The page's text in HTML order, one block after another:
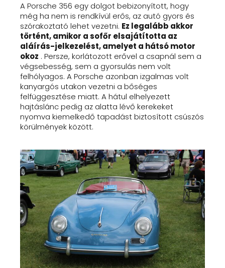
A Porsche 356 egy dolgot bebizonyított, hogy
még ha nem is rendkívül erős, az autó gyors és
szórakoztató lehet vezetni. Ez legalább akkor
történt, amikor a sofőr elsajátította az
aláírás-jelkezelést, amelyet a hátsó motor
okoz . Persze, korlátozott erővel a csapnál sem a
végsebesség, sem a gyorsulás nem volt
felhólyagos. A Porsche azonban izgalmas volt
kanyargós utakon vezetni a bőséges
felfüggesztése miatt. A hátul elhelyezett
hajtáslánc pedig az alatta lévő kerekeket
nyomva kiemelkedő tapadást biztosított csúszós
körülmények között.